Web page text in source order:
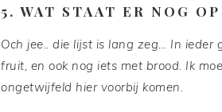
5. WAT STAAT ER NOG
Och jee.. die lijst is lang zeg… In ieder
fruit, en ook nog iets met brood. Ik
ongetwijfeld hier voorbij komen.